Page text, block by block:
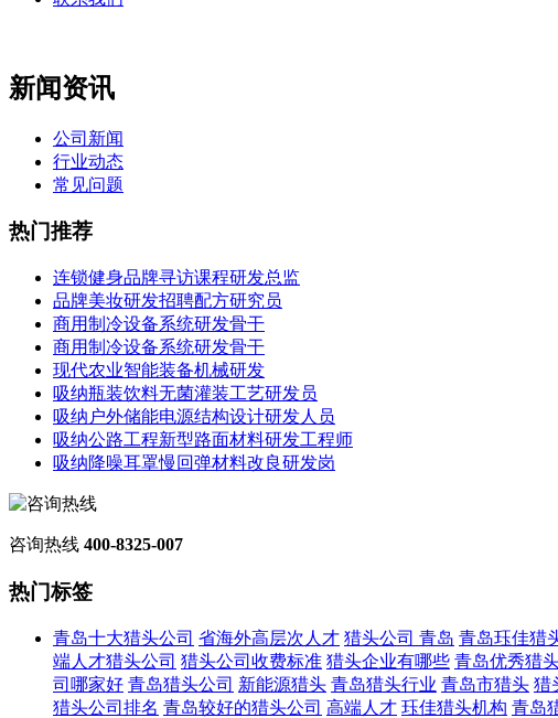
新闻资讯
公司新闻
行业动态
常见问题
热门推荐
连锁健身品牌寻访课程研发总监
品牌美妆研发招聘配方研究员
商用制冷设备系统研发骨干
商用制冷设备系统研发骨干
现代农业智能装备机械研发
吸纳瓶装饮料无菌灌装工艺研发员
吸纳户外储能电源结构设计研发人员
吸纳公路工程新型路面材料研发工程师
吸纳降噪耳罩慢回弹材料改良研发岗
咨询热线 400-8325-007
热门标签
青岛十大猎头公司 省海外高层次人才 猎头公司 青岛 青岛珏佳猎
端人才猎头公司 猎头公司收费标准 猎头企业有哪些 青岛优秀猎
司哪家好 青岛猎头公司 新能源猎头 青岛猎头行业 青岛市猎头 猎
猎头公司排名 青岛较好的猎头公司 高端人才 珏佳猎头机构 青岛